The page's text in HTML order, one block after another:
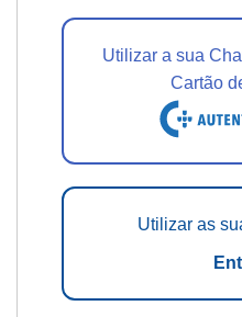
Utilizar a sua
Cartão
Utilizar as